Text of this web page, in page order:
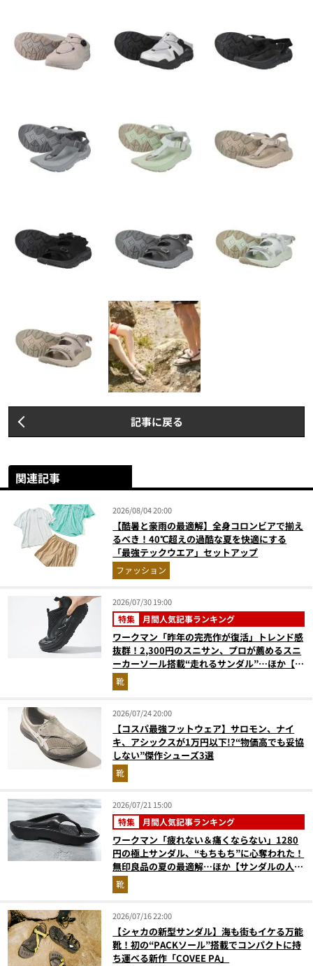
記事に戻る
関連記事
2026/08/04 20:00
【酷暑と豪雨の最適解】全身コロンビアで揃え
るべき！40℃超えの過酷な夏を快適にする
「最強テックウエア」セットアップ
ファッション
2026/07/30 19:00
特集 月間人気記事ランキング
ワークマン「昨年の完売作が復活」トレンド感
抜群！2,300円のスニサン、プロが薦めるスニ
ーカーソール搭載“走れるサンダル”…ほか【夏
シューズの人気記事ランキングベスト3】
（2026年6月版）
靴
2026/07/24 20:00
【コスパ最強フットウェア】サロモン、ナイ
キ、アシックスが1万円以下!?“物価高でも妥協
しない”傑作シューズ3選
靴
2026/07/21 15:00
特集 月間人気記事ランキング
ワークマン「疲れない＆痛くならない」1280
円の極上サンダル、“もちもち”に心奪われた！
無印良品の夏の最適解…ほか【サンダルの人気
記事ランキングベスト3】（2026年6月版）
靴
2026/07/16 22:00
【シャカの新型サンダル】海も街もイケる万能
靴！初の“PACKソール”搭載でコンパクトに持
ち運べる新作「COVEE PA」